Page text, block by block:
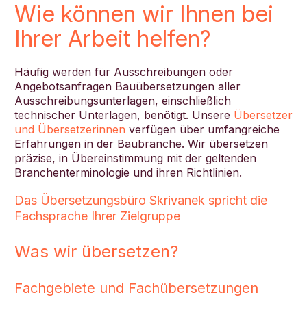
*
*
i
l
s
p
r
a
c
h
e
Wie können wir Ihnen bei
Ihrer Arbeit helfen?
Häufig werden für Ausschreibungen oder
Angebotsanfragen Bauübersetzungen aller
Ausschreibungsunterlagen, einschließlich
technischer Unterlagen, benötigt. Unsere Übersetzer
und Übersetzerinnen verfügen über umfangreiche
Erfahrungen in der Baubranche. Wir übersetzen
präzise, in Übereinstimmung mit der geltenden
Branchenterminologie und ihren Richtlinien.
Das Übersetzungsbüro Skrivanek spricht die
Fachsprache Ihrer Zielgruppe
Was wir übersetzen?
Fachgebiete und Fachübersetzungen